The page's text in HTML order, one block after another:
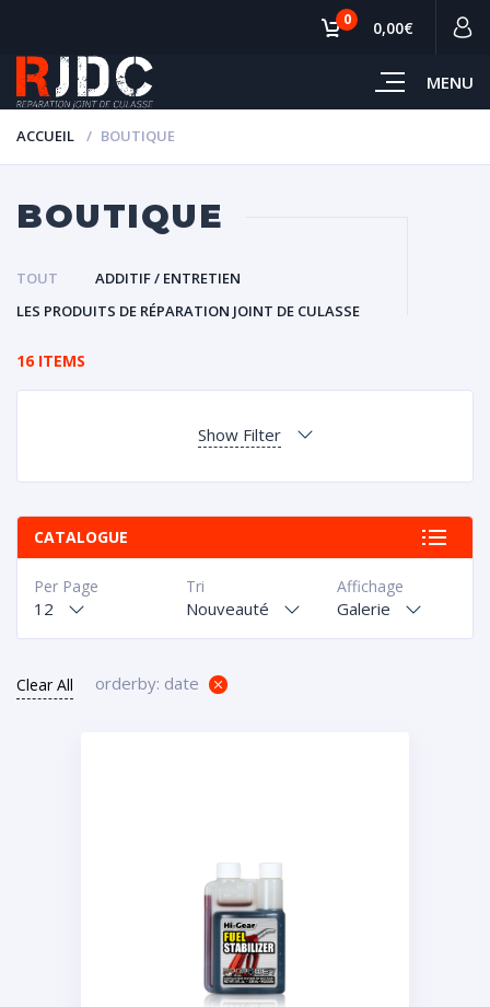
MENU
0 0,00€
ACCUEIL BOUTIQUE
BOUTIQUE
TOUT
ADDITIF / ENTRETIEN
LES PRODUITS DE RÉPARATION JOINT DE CULASSE
16 ITEMS
Show Filter
CATALOGUE
Affichage
Galerie
Tri
Nouveauté
Per Page
12
Clear All orderby: date